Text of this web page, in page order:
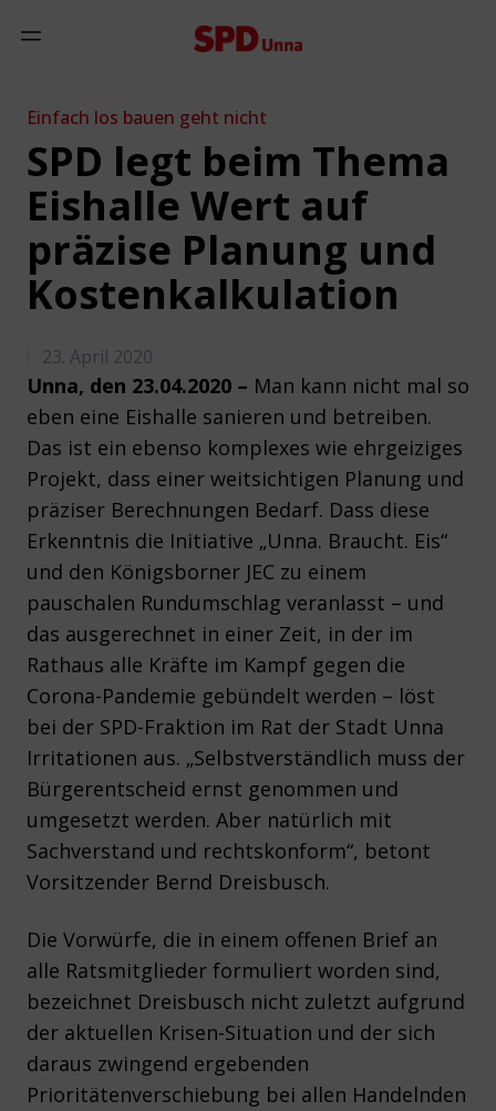
Mobiles Menü anzeigen
Einfach los bauen geht nicht
SPD legt beim Thema
Eishalle Wert auf
präzise Planung und
Kostenkalkulation
23. April 2020
Unna, den 23.04.2020 – Man kann nicht mal so
eben eine Eishalle sanieren und betreiben.
Das ist ein ebenso komplexes wie ehrgeiziges
Projekt, dass einer weitsichtigen Planung und
präziser Berechnungen Bedarf. Dass diese
Erkenntnis die Initiative „Unna. Braucht. Eis“
und den Königsborner JEC zu einem
pauschalen Rundumschlag veranlasst – und
das ausgerechnet in einer Zeit, in der im
Rathaus alle Kräfte im Kampf gegen die
Corona-Pandemie gebündelt werden – löst
bei der SPD-Fraktion im Rat der Stadt Unna
Irritationen aus. „Selbstverständlich muss der
Bürgerentscheid ernst genommen und
umgesetzt werden. Aber natürlich mit
Sachverstand und rechtskonform“, betont
Vorsitzender Bernd Dreisbusch.
Die Vorwürfe, die in einem offenen Brief an
alle Ratsmitglieder formuliert worden sind,
bezeichnet Dreisbusch nicht zuletzt aufgrund
der aktuellen Krisen-Situation und der sich
daraus zwingend ergebenden
Prioritätenverschiebung bei allen Handelnden